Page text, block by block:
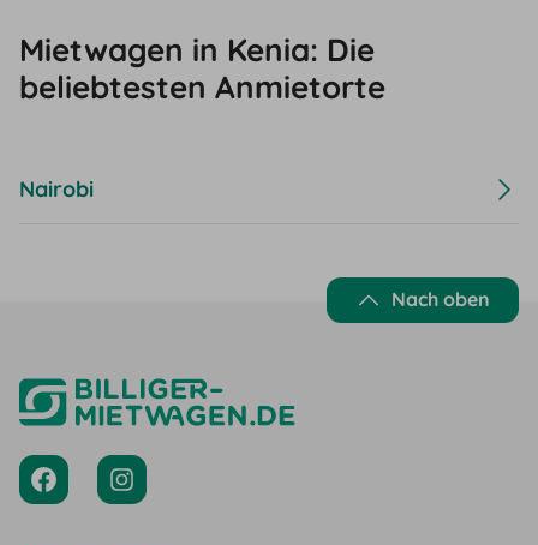
Mietwagen in Kenia: Die
beliebtesten Anmietorte
Nairobi
Nach oben